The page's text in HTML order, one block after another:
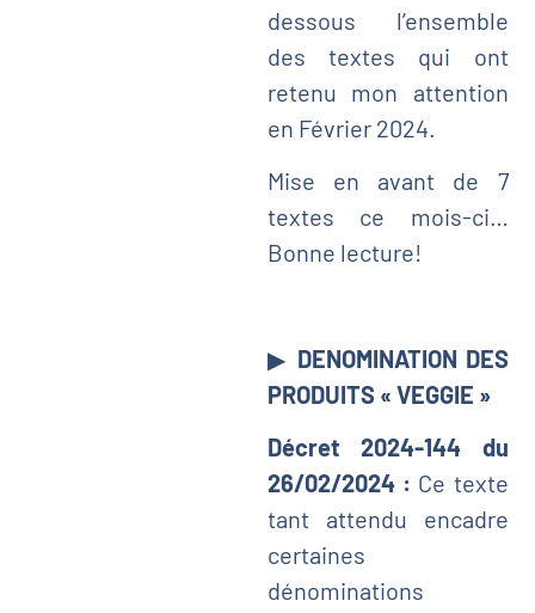
dessous l’ensemble
des textes qui ont
retenu mon attention
en Février 2024.
Mise en avant de 7
textes ce mois-ci…
Bonne lecture!
▶ DENOMINATION DES
PRODUITS « VEGGIE »
Décret 2024-144 du
26/02/2024 : Ce texte
tant attendu encadre
certaines
dénominations